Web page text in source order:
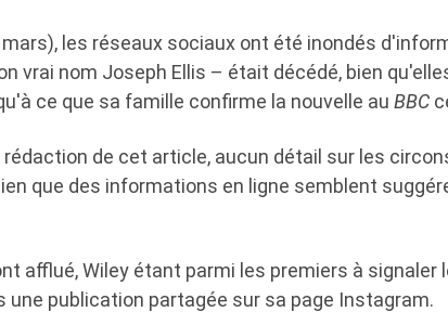
les réseaux sociaux ont été inondés
vrai nom Joseph Ellis – était décédé, bien
ce que sa famille confirme la nouvelle au BBC
de cet article, aucun détail sur les
que des informations en ligne semblent
afflué, Wiley étant parmi les premiers à signaler
une publication partagée sur sa page Instagram.